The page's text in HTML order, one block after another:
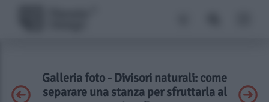
Galleria foto - Divisori naturali: come
separare una stanza per sfruttarla al